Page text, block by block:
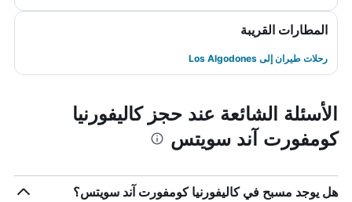
المطارات القريبة
رحلات طيران إلى Los Algodones
الأسئلة الشائعة عند حجز كاليفورنيا
كومفورت آند سويتس
هل يوجد مسبح في كاليفورنيا كومفورت آند سويتس؟